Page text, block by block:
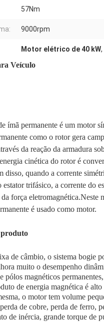
57Nm
9000rpm
Motor elétrico de 40 kW,
Veículo
ímã permanente é um motor
como o rotor gera
da reação da armadura
cinética do rotor é
disso, quando a corrente
estator trifásico, a corrente do
força eletromagnética.Neste
é usado como motor.
de câmbio, o sistema bogie
muito o desempenho
pólos magnéticos
de energia magnética é
o motor tem volume
de cobre, perda de ferro,
de inércia, grande torque de